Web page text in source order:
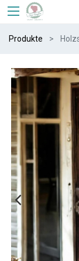
Produkte